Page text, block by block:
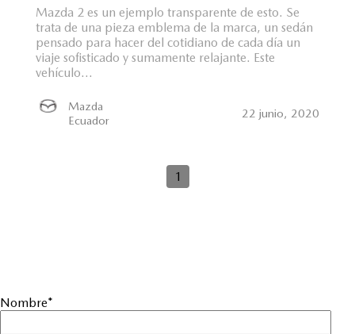
Mazda 2 es un ejemplo transparente de esto. Se
trata de una pieza emblema de la marca, un sedán
pensado para hacer del cotidiano de cada día un
viaje sofisticado y sumamente relajante. Este
vehículo...
Mazda
Ecuador
22 junio, 2020
1
Nombre*